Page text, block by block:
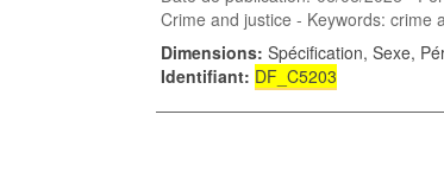
Crime and justice - Keywords: crime
Dimensions: Spécification, Sexe,
Identifiant: DF_C5203